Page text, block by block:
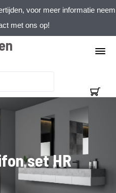
voor meer informatie neem
met ons op!
set HR